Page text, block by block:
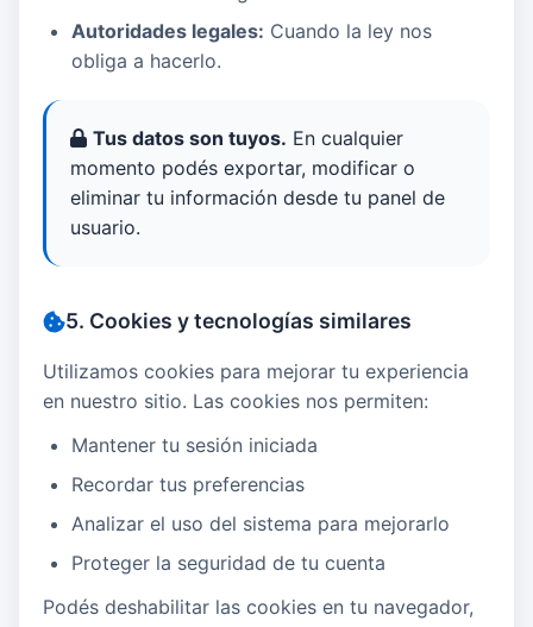
Autoridades legales: Cuando la ley nos
obliga a hacerlo.
Tus datos son tuyos. En cualquier
momento podés exportar, modificar o
eliminar tu información desde tu panel de
usuario.
5. Cookies y tecnologías similares
Utilizamos cookies para mejorar tu experiencia
en nuestro sitio. Las cookies nos permiten:
Mantener tu sesión iniciada
Recordar tus preferencias
Analizar el uso del sistema para mejorarlo
Proteger la seguridad de tu cuenta
Podés deshabilitar las cookies en tu navegador,